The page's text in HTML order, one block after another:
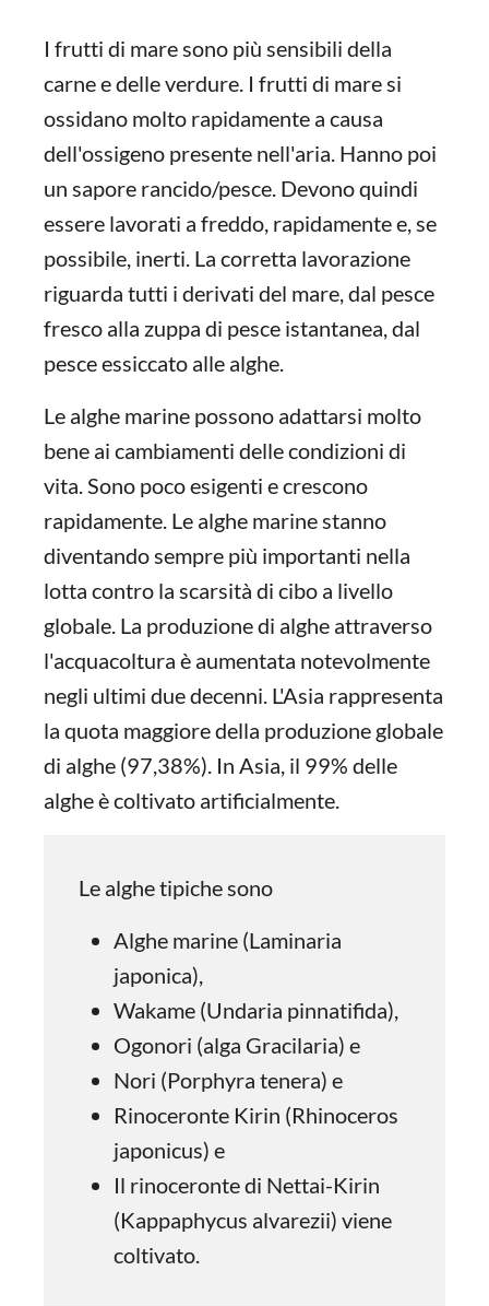
I frutti di mare sono più sensibili della
carne e delle verdure. I frutti di mare si
ossidano molto rapidamente a causa
dell'ossigeno presente nell'aria. Hanno poi
un sapore rancido/pesce. Devono quindi
essere lavorati a freddo, rapidamente e, se
possibile, inerti. La corretta lavorazione
riguarda tutti i derivati del mare, dal pesce
fresco alla zuppa di pesce istantanea, dal
pesce essiccato alle alghe.
Le alghe marine possono adattarsi molto
bene ai cambiamenti delle condizioni di
vita. Sono poco esigenti e crescono
rapidamente. Le alghe marine stanno
diventando sempre più importanti nella
lotta contro la scarsità di cibo a livello
globale. La produzione di alghe attraverso
l'acquacoltura è aumentata notevolmente
negli ultimi due decenni. L'Asia rappresenta
la quota maggiore della produzione globale
di alghe (97,38%). In Asia, il 99% delle
alghe è coltivato artificialmente.
Le alghe tipiche sono
Alghe marine (Laminaria
japonica),
Wakame (Undaria pinnatifida),
Ogonori (alga Gracilaria) e
Nori (Porphyra tenera) e
Rinoceronte Kirin (Rhinoceros
japonicus) e
Il rinoceronte di Nettai-Kirin
(Kappaphycus alvarezii) viene
coltivato.